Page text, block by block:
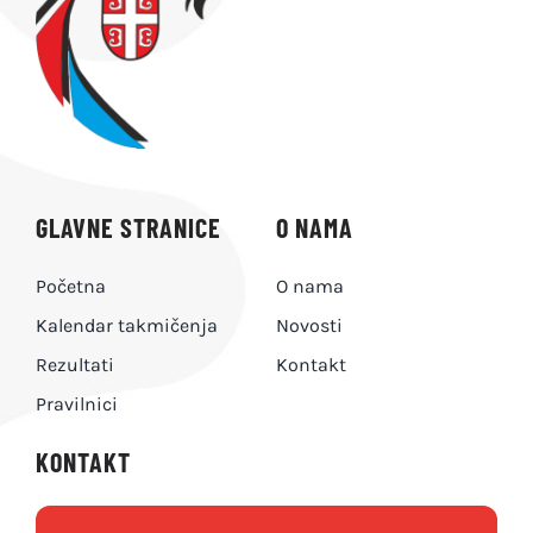
PRAVILNICI
O NAMA
KONTAKT
GLAVNE STRANICE
Početna
Kalendar takmičenja
Rezultati
Pravilnici
O NAMA
O nama
Novosti
Kontakt
KONTAKT